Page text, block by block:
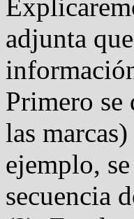
adjunta
Primero se
las
ejemplo,
secuencia